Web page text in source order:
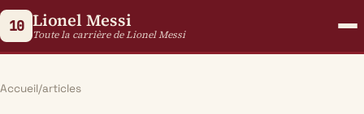
10 Lionel Messi
Toute la carrière de Lionel Messi
Accueil/articles